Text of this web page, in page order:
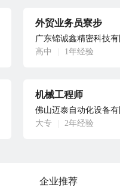
外贸业务员寮步
广东锦诚鑫精密科技
高中
1年经验
机械工程师
佛山迈泰自动化设备
大专
2年经验
企业推荐